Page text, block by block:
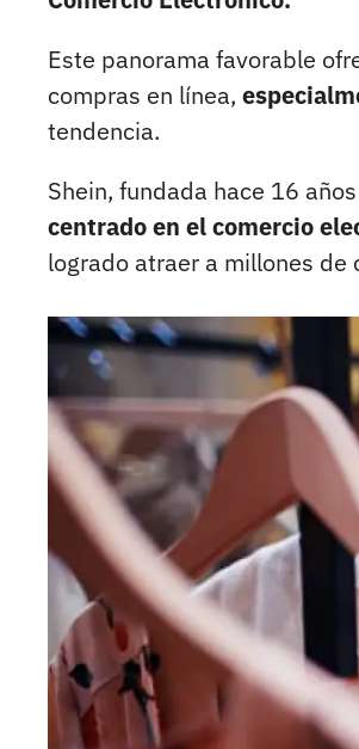
Este panorama favorable
compras en línea,
tendencia.
Shein, fundada hace 16
centrado en el comercio
logrado atraer a millones